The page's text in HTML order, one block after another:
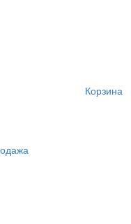
Корзина